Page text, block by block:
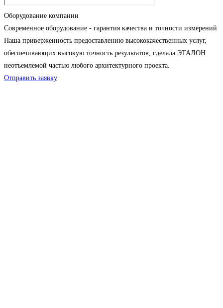
Оборудование компании
Современное оборудование - гарантия качества и точности измерений
Наша приверженность предоставлению высококачественных услуг,
обеспечивающих высокую точность результатов, сделала ЭТАЛОН
неотъемлемой частью любого архитектурного проекта.
Отправить заявку